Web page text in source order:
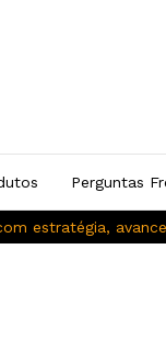
estratégia,
Perguntas